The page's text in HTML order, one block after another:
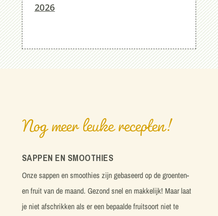
2026
Nog meer leuke recepten!
SAPPEN EN SMOOTHIES
Onze sappen en smoothies zijn gebaseerd op de groenten-
en fruit van de maand. Gezond snel en makkelijk! Maar laat
je niet afschrikken als er een bepaalde fruitsoort niet te